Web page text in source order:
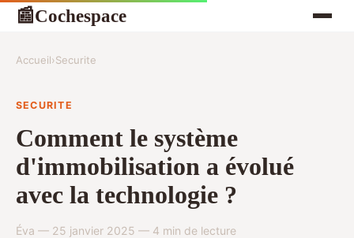
📰Cochespace
Accueil›Securite
SECURITE
Comment le système
d'immobilisation a évolué
avec la technologie ?
Éva — 25 janvier 2025 — 4 min de lecture